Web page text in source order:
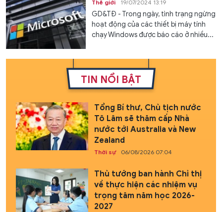
Thế giới 19/07/2024 13:19
GD&TĐ - Trong ngày, tình trạng ngừng
hoạt động của các thiết bị máy tính
chạy Windows được báo cáo ở nhiều...
TIN NỔI BẬT
Tổng Bí thư, Chủ tịch nước
Tô Lâm sẽ thăm cấp Nhà
nước tới Australia và New
Zealand
Thời sự 06/08/2026 07:04
Thủ tướng ban hành Chỉ thị
về thực hiện các nhiệm vụ
trọng tâm năm học 2026-
2027